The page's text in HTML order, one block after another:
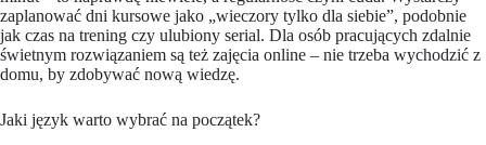
zaplanować dni kursowe jako „wieczory tylko dla siebie”, podobnie
jak czas na trening czy ulubiony serial. Dla osób pracujących zdalnie
świetnym rozwiązaniem są też zajęcia online – nie trzeba wychodzić z
domu, by zdobywać nową wiedzę.
Jaki język warto wybrać na początek?